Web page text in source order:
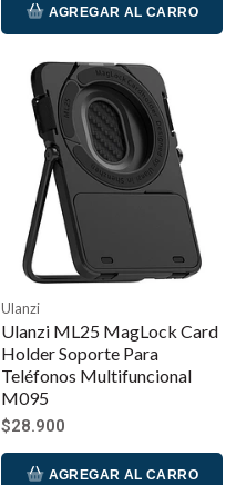
AGREGAR AL CARRO
Ulanzi
Ulanzi ML25 MagLock Card
Holder Soporte Para
Teléfonos Multifuncional
M095
$28.900
AGREGAR AL CARRO